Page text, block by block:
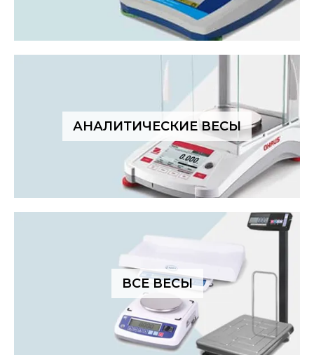
АНАЛИТИЧЕСКИЕ ВЕСЫ
ВСЕ ВЕСЫ